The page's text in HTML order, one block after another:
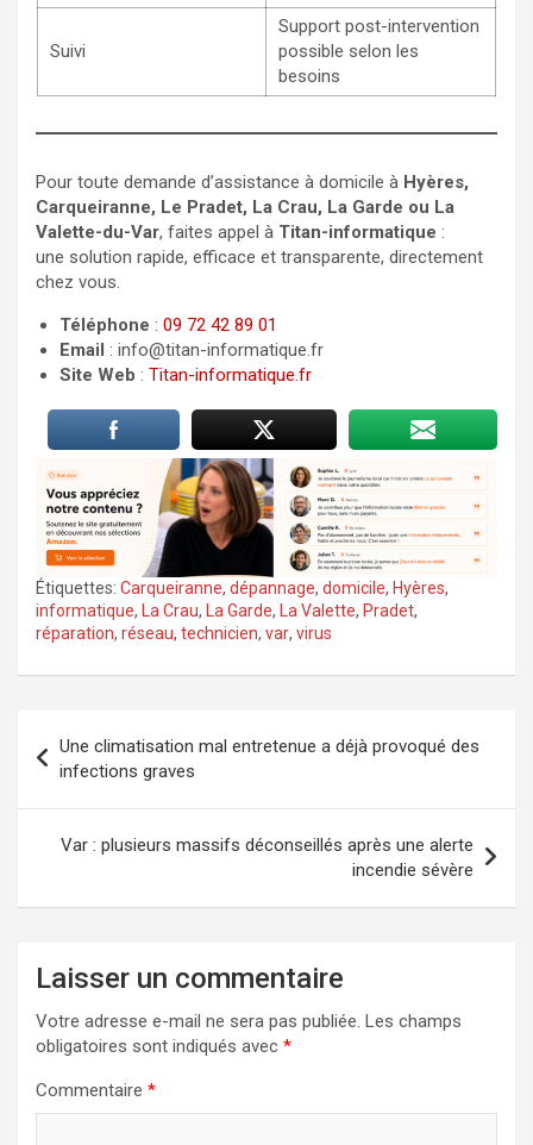
Suivi
Support post-intervention
possible selon les
besoins
Pour toute demande d’assistance à domicile à Hyères,
Carqueiranne, Le Pradet, La Crau, La Garde ou La
Valette-du-Var, faites appel à Titan-informatique :
une solution rapide, efficace et transparente, directement
chez vous.
Téléphone : 09 72 42 89 01
Email : info@titan-informatique.fr
Site Web : Titan-informatique.fr
Étiquettes: Carqueiranne, dépannage, domicile, Hyères,
informatique, La Crau, La Garde, La Valette, Pradet,
réparation, réseau, technicien, var, virus
de
l’article
Une climatisation mal entretenue a déjà provoqué des
infections graves
Var : plusieurs massifs déconseillés après une alerte
incendie sévère
Laisser un commentaire
Votre adresse e-mail ne sera pas publiée. Les champs
obligatoires sont indiqués avec *
Commentaire *